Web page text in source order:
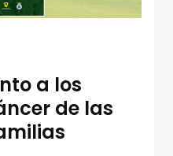
a los
de las